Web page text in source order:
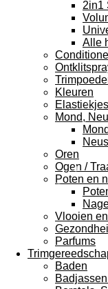
2in1
Alle
Kleuren
Mond,
Neus
Oren
Ogen /
Poten en
Vlooien
Parfums
Baden